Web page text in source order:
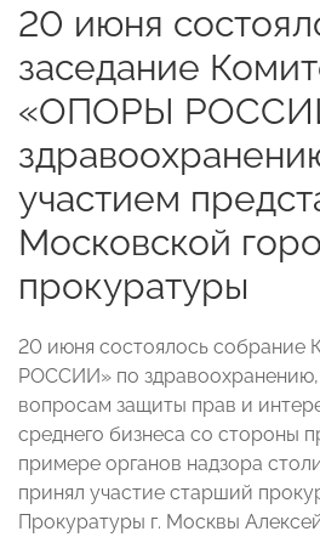
20 июня
заседание
«ОПОРЫ
участием
Московской
прокуратуры
20 июня состоялось
РОССИИ» по
вопросам защиты прав и
среднего бизнеса со стороны
примере органов надзора
принял участие старший
Прокуратуры г. Москвы